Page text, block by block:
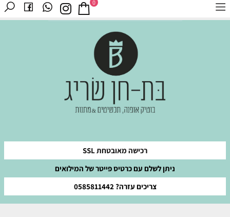
רכישה מאובטחת SSL
ניתן לשלם עם כרטיס פייטר של המילואים
צריכים עזרה? 0585811442
0